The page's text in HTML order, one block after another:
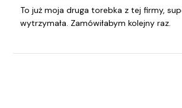
To już moja druga torebka z tej firmy,
wytrzymała. Zamówiłabym kolejny raz.